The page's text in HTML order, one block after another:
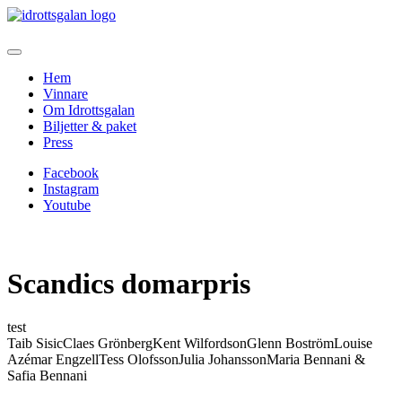
Hem
Vinnare
Om Idrottsgalan
Biljetter & paket
Press
Facebook
Instagram
Youtube
Scandics domarpris
test
Taib SisicClaes GrönbergKent WilfordsonGlenn BoströmLouise
Azémar EngzellTess OlofssonJulia JohanssonMaria Bennani &
Safia Bennani